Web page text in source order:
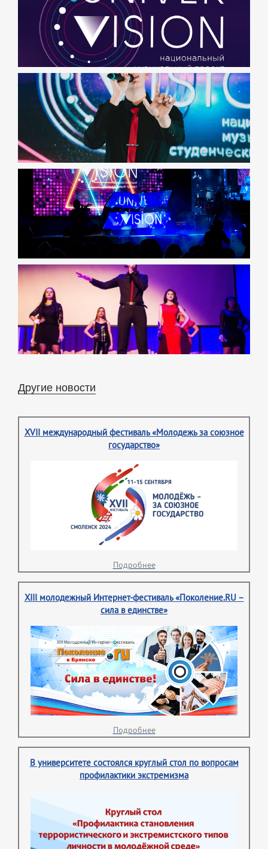
Другие новости
XVII международный фестиваль «Молодежь за союзное
государство»
Подробнее
XIII молодежный Интернет-фестиваль «Поколение.RU –
сила в единстве»
Подробнее
В университете состоялся круглый стол по вопросам
профилактики экстремизма